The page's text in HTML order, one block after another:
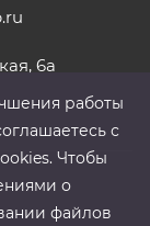
6а
работы
с
Чтобы
о
файлов